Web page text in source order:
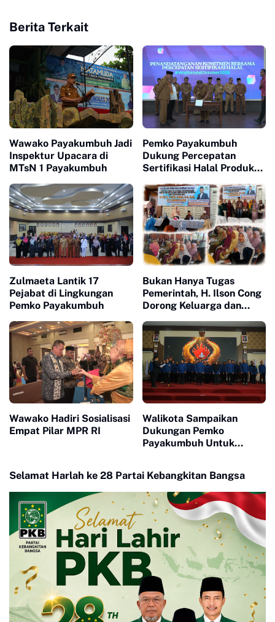
Berita Terkait
Wawako Payakumbuh Jadi
Inspektur Upacara di
MTsN 1 Payakumbuh
Pemko Payakumbuh
Dukung Percepatan
Sertifikasi Halal Produk
Zulmaeta Lantik 17
Pejabat di Lingkungan
Pemko Payakumbuh
Bukan Hanya Tugas
Pemerintah, H. Ilson Cong
Dorong Keluarga dan
Perlindungan Perempuan
dan Anak
Wawako Hadiri Sosialisasi
Empat Pilar MPR RI
Walikota Sampaikan
Dukungan Pemko
Payakumbuh Untuk
2026-2030
Selamat Harlah ke 28 Partai Kebangkitan Bangsa